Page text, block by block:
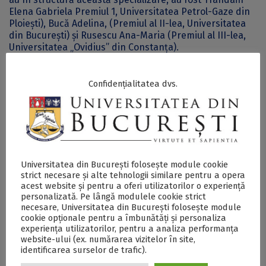
Elena Gabriela Premiul 1, Universitatea Petrol-Gaze din
Ploiești), Bucă Adelina, (Premiul al II-lea, Universitatea
din București) și Rusescu Ana-Maria (Premiul al III-lea,
Universitatea „Ovidius” din Constanța).
European din România, Asociația Municipiilor din
România, ICI România, Asociația „Alumni” a Universității
din București, Institutul European din România, iar
partenerii academici sunt Universitatea „Babeș-Bolyai”
din Cluj-Napoca și Academia de Studii Economice din
București.
Postări Asemănătoare:
Confidențialitatea dvs.
Universitatea din București folosește module cookie
strict necesare și alte tehnologii similare pentru a opera
acest website și pentru a oferi utilizatorilor o experiență
personalizată. Pe lângă modulele cookie strict
necesare, Universitatea din București folosește module
cookie opționale pentru a îmbunătăți și personaliza
experiența utilizatorilor, pentru a analiza performanța
website-ului (ex. numărarea vizitelor în site,
identificarea surselor de trafic).